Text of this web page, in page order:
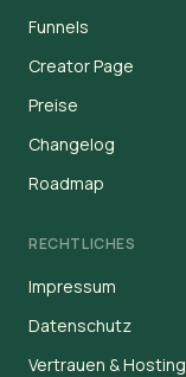
Funnels
Creator Page
Preise
Changelog
Roadmap
RECHTLICHES
Impressum
Datenschutz
Vertrauen & Hosting